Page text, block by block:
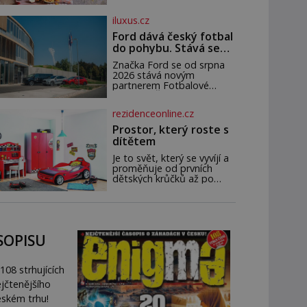
semínek dýně rozinek 3
šálky ovesných vloček 1
lžíce mlet
iluxus.cz
Ford dává český fotbal
do pohybu. Stává se
novým partnerem
FAČR
Značka Ford se od srpna
2026 stává novým
partnerem Fotbalové
zajistí mobilitu asociace,
reprezentačních týmů i
českého fotbalu v
regionech. Partner
rezidenceonline.cz
Prostor, který roste s
dítětem
Je to svět, který se vyvíjí a
proměňuje od prvních
dětských krůčků až po
reaguje na každou etapu
života a specifické potřeby
dítěte. Pro nejmenší je
klíčová jednoduchost,
měkkost a bezpečí, proto
by pokoj miminka měl
působit především klidně a
útulně. Předškolní věk je
strhujících
trhu!